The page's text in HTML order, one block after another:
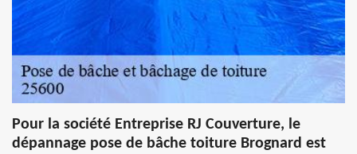
Pour la société Entreprise RJ Couverture, le
dépannage pose de bâche toiture Brognard est